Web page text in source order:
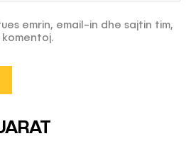
emrin, email-in dhe sajtin tim,